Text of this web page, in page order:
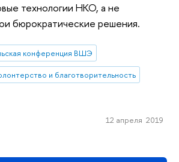
технологии НКО, а не
бюрократические решения.
конференция ВШЭ
и благотворительность
12 апреля 2019